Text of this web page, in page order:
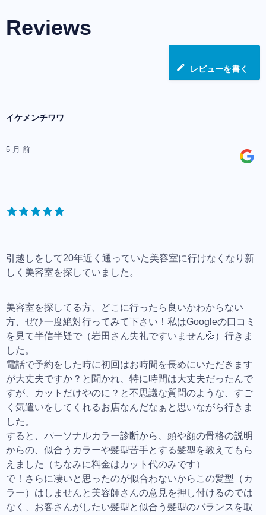
Reviews
レビューを書く
イケメンチワワ
5 月 前
引越しをして20年近く通っていた美容室に行けなくなり新
しく美容室を探していました。
美容室を探してる方、どこに行ったら良いかわからない
方、ぜひ一度絶対行ってみて下さい！私はGoogleの口コミ
を見て半信半疑で（岩田さん失礼ですいません💦）行きま
した。
電話で予約をした時に初回はお時間を長めにいただきます
が大丈夫ですか？と聞かれ、特に時間は大丈夫だったんで
すが、カットだけやのに？と不思議な質問のような、すご
く気遣いをしてくれるお店なんだなぁと思いながら行きま
した。
すると、パーソナルカラー診断から、頭や顔の骨格の説明
からの、似合うカラーや髪型苦手とする髪型を教えてもら
えました（ちなみに料金はカット代のみです）
で！さらに凄いと思ったのが似合わないからこの髪型（カ
ラー）はしませんと美容師さんの意見を押し付けるのでは
なく、お客さんがしたい髪型と似合う髪型のバランスを取